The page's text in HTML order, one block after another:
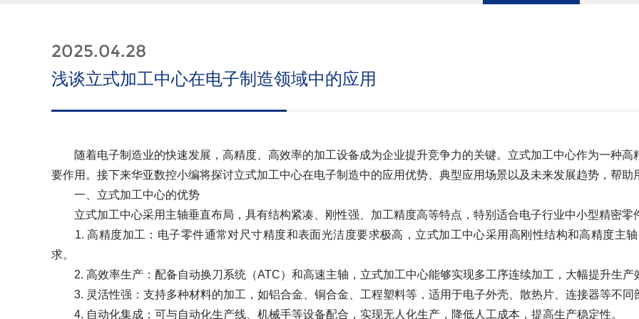
2025.04.28
浅谈立式加工中心在电子制造领域中的应用
随着电子制造业的快速发展，高精度、高效率的加工设备成为企业提升竞争力的关键。立式加工中心作为一种高
要作用。接下来华亚数控小编将探讨立式加工中心在电子制造中的应用优势、典型应用场景以及未来发展趋势，帮助
一、立式加工中心的优势
立式加工中心采用主轴垂直布局，具有结构紧凑、刚性强、加工精度高等特点，特别适合电子行业中小型精密零
1. 高精度加工：电子零件通常对尺寸精度和表面光洁度要求极高，立式加工中心采用高刚性结构和高精度主
求。
2. 高效率生产：配备自动换刀系统（ATC）和高速主轴，立式加工中心能够实现多工序连续加工，大幅提升生产
3. 灵活性强：支持多种材料的加工，如铝合金、铜合金、工程塑料等，适用于电子外壳、散热片、连接器等不同
4. 自动化集成：可与自动化生产线、机械手等设备配合，实现无人化生产，降低人工成本，提高生产稳定性。